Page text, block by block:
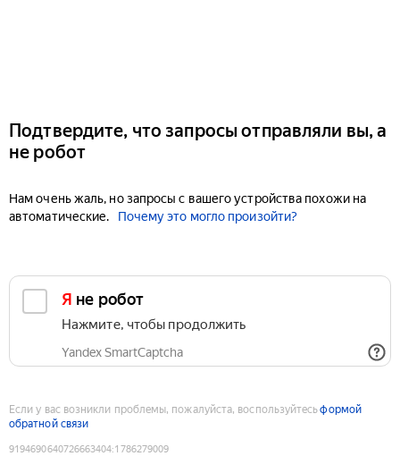
Подтвердите, что запросы отправляли вы, а
не робот
Нам очень жаль, но запросы с вашего устройства похожи на
автоматические.
Почему это могло произойти?
Я не робот
Нажмите, чтобы продолжить
Yandex SmartCaptcha
Если у вас возникли проблемы, пожалуйста, воспользуйтесьформой
обратной связи
9194690640726663404:1786279009